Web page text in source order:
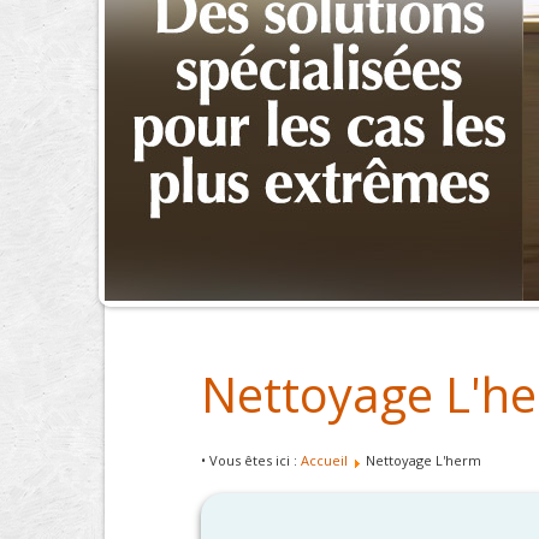
Nettoyage
• Vous êtes ici : Accueil Nettoyage L'herm